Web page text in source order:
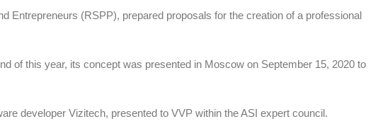
Entrepreneurs (RSPP), prepared proposals for the creation of a professional
of this year, its concept was presented in Moscow on September 15, 2020 to
developer Vizitech, presented to VVP within the ASI expert council.